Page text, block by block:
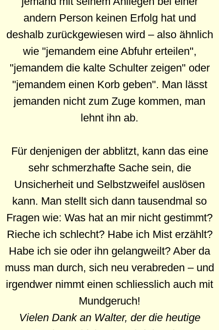
andern Person keinen Erfolg hat und
deshalb zurückgewiesen wird – also ähnlich
wie "jemandem eine Abfuhr erteilen",
"jemandem die kalte Schulter zeigen" oder
"jemandem einen Korb geben". Man lässt
jemanden nicht zum Zuge kommen, man
lehnt ihn ab.
Für denjenigen der abblitzt, kann das eine
sehr schmerzhafte Sache sein, die
Unsicherheit und Selbstzweifel auslösen
kann. Man stellt sich dann tausendmal so
Fragen wie: Was hat an mir nicht gestimmt?
Rieche ich schlecht? Habe ich Mist erzählt?
Habe ich sie oder ihn gelangweilt? Aber da
muss man durch, sich neu verabreden – und
irgendwer nimmt einen schliesslich auch mit
Mundgeruch!
Vielen Dank an Walter, der die heutige